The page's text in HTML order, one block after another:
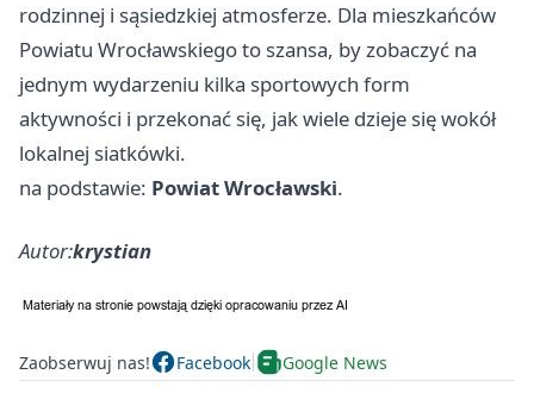
rodzinnej i sąsiedzkiej atmosferze. Dla mieszkańców
Powiatu Wrocławskiego to szansa, by zobaczyć na
jednym wydarzeniu kilka sportowych form
aktywności i przekonać się, jak wiele dzieje się wokół
lokalnej siatkówki.
na podstawie: Powiat Wrocławski.
Autor:krystian
Zaobserwuj nas! Facebook Google News